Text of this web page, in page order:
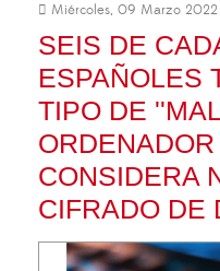
Miércoles, 09 Marzo 2022
SEIS DE
ESPAÑOLES
TIPO DE
CONSIDERA
CIFRADO DE